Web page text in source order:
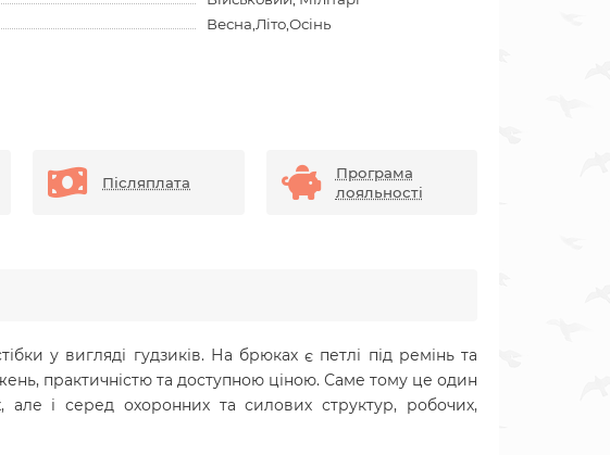
Весна,Літо,Осінь
Післяплата
Програма
лояльності
у вигляді гудзиків. На брюках є петлі під ремінь та
практичністю та доступною ціною. Саме тому це один
але і серед охоронних та силових структур, робочих,